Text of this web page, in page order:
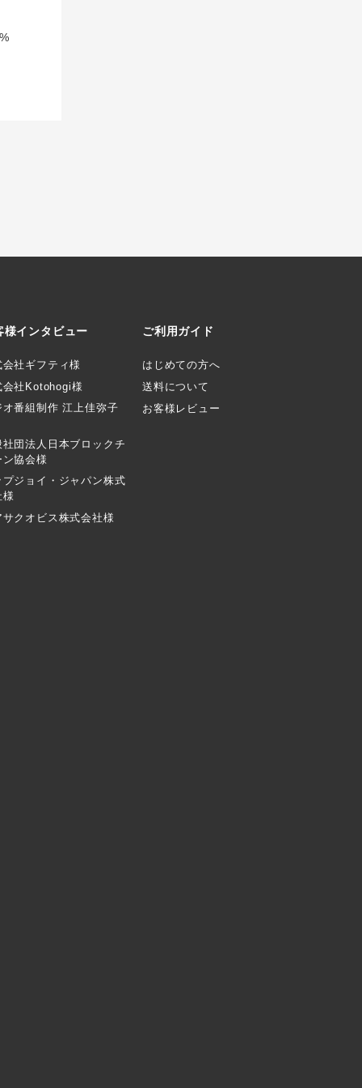
様インタビュー
会社ギフティ様
会社Kotohogi様
オ番組制作 江上佳弥子
社団法人日本ブロックチ
ン協会様
プジョイ・ジャパン株式
様
サクオビス株式会社様
ご利用ガイド
はじめての方へ
送料について
お客様レビュー